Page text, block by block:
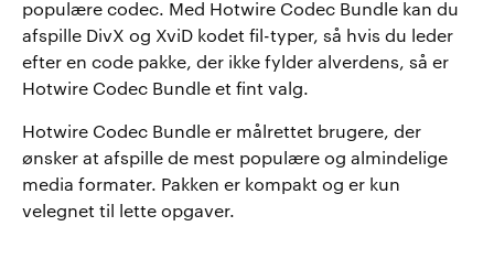
populære codec. Med Hotwire Codec Bundle kan du
afspille DivX og XviD kodet fil-typer, så hvis du leder
efter en code pakke, der ikke fylder alverdens, så er
Hotwire Codec Bundle et fint valg.
Hotwire Codec Bundle er målrettet brugere, der
ønsker at afspille de mest populære og almindelige
media formater. Pakken er kompakt og er kun
velegnet til lette opgaver.